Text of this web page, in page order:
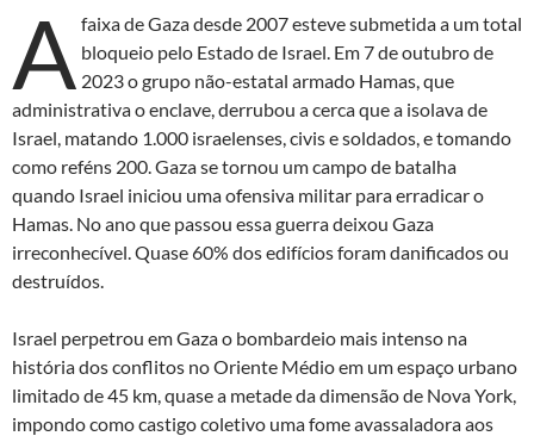
A faixa de Gaza desde 2007 esteve submetida a um total
bloqueio pelo Estado de Israel. Em 7 de outubro de
2023 o grupo não-estatal armado Hamas, que
administrativa o enclave, derrubou a cerca que a isolava de
Israel, matando 1.000 israelenses, civis e soldados, e tomando
como reféns 200. Gaza se tornou um campo de batalha
quando Israel iniciou uma ofensiva militar para erradicar o
Hamas. No ano que passou essa guerra deixou Gaza
irreconhecível. Quase 60% dos edifícios foram danificados ou
destruídos.
Israel perpetrou em Gaza o bombardeio mais intenso na
história dos conflitos no Oriente Médio em um espaço urbano
limitado de 45 km, quase a metade da dimensão de Nova York,
impondo como castigo coletivo uma fome avassaladora aos